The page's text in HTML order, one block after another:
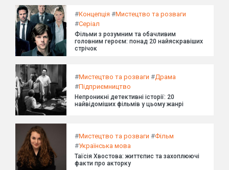
#Концепція #Мистецтво та розваги
#Серіал
Фільми з розумним та обачливим
головним героєм: понад 20 найяскравіших
стрічок
#Мистецтво та розваги #Драма
#Підприємництво
Непроникні детективні історії: 20
найвідоміших фільмів у цьому жанрі
#Мистецтво та розваги #Фільм
#Українська мова
Таїсія Хвостова: життєпис та захоплюючі
факти про акторку